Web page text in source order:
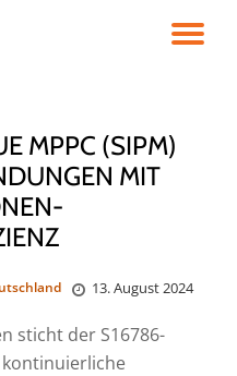
MPPC (SIPM)
MIT
13. August 2024
sticht der S16786-
kontinuierliche